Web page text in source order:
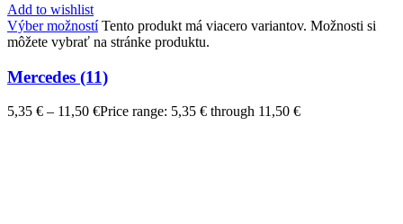
Add to wishlist
Výber možností Tento produkt má viacero variantov. Možnosti si
môžete vybrať na stránke produktu.
Mercedes (11)
5,35 € – 11,50 €Price range: 5,35 € through 11,50 €